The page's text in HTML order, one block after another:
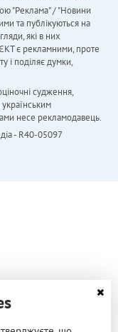
"Реклама" / "Новини
та публікуються на
які в них
є рекламними, проте
і поділяє думки,
судження,
несе рекламодавець.
- R40-05097